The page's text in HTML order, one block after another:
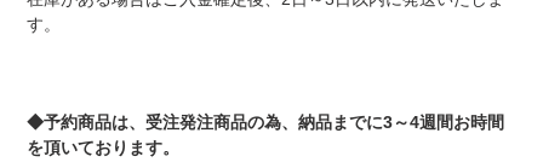
す。
◆予約商品は、受注発注商品の為、納品までに3～4週間お時間
を頂いております。